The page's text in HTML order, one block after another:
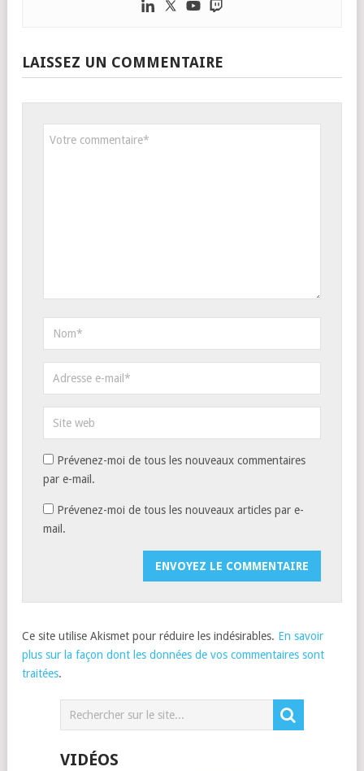
LAISSEZ UN COMMENTAIRE
Prévenez-moi de tous les nouveaux commentaires
par e-mail.
Prévenez-moi de tous les nouveaux articles par e-
mail.
Ce site utilise Akismet pour réduire les indésirables. En savoir
plus sur la façon dont les données de vos commentaires sont
traitées.
VIDÉOS